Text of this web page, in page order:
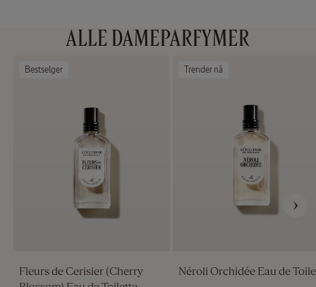
ALLE DAMEPARFYMER
Bestselger
Fleurs de Cerisier (Cherry
Trender nå
Néroli Orchidée Eau de